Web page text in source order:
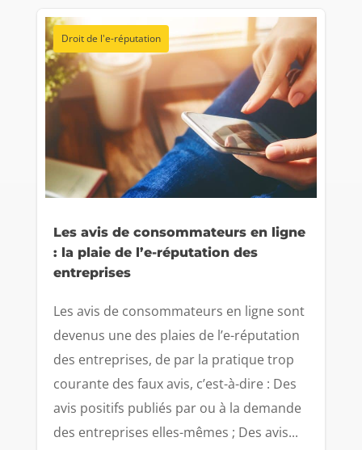
Droit de l'e-réputation
Les avis de consommateurs en ligne
: la plaie de l’e-réputation des
entreprises
Les avis de consommateurs en ligne sont
devenus une des plaies de l’e-réputation
des entreprises, de par la pratique trop
courante des faux avis, c’est-à-dire : Des
avis positifs publiés par ou à la demande
des entreprises elles-mêmes ; Des avis...